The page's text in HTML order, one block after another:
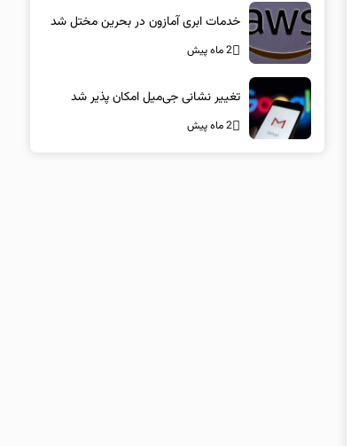
خدمات ابری آمازون در بحرین مختل شد
2 ماه پیش
تغییر نشانی جی‌میل امکان پذیر شد
2 ماه پیش